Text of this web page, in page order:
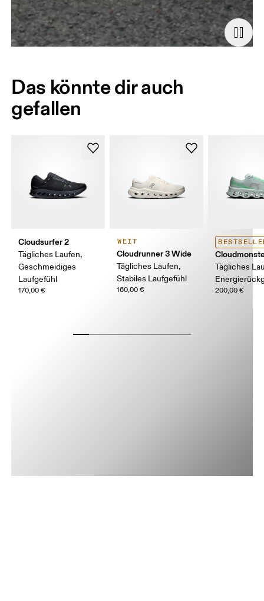
Das könnte dir auch
gefallen
Cloudsurfer 2
Tägliches Laufen,
Geschmeidiges
Laufgefühl
170,00 €
WEIT
Cloudrunner 3 Wide
Tägliches Laufen,
Stabiles Laufgefühl
160,00 €
Tägliches
200,00 €